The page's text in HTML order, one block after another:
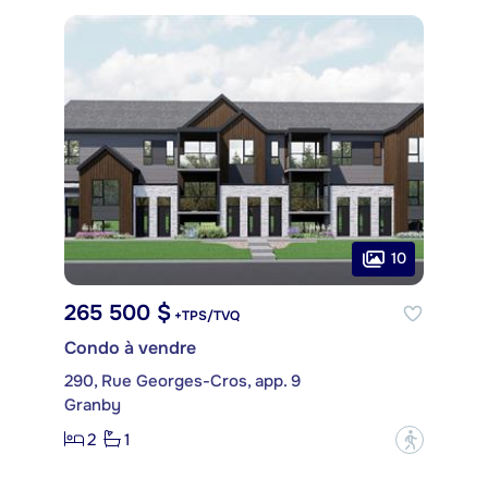
10
265 500 $ +TPS/TVQ
Condo à vendre
290, Rue Georges-Cros, app. 9
Granby
2
1 ?